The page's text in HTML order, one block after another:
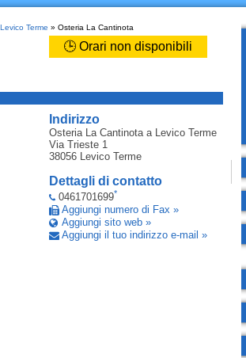
Terme » Osteria La Cantinota
🕒 Orari non disponibili
Indirizzo
Osteria La Cantinotaa Levico Terme
Via Trieste 1
38056 Levico Terme
Dettagli di contatto
0461701699*
Aggiungi numero di Fax »
Aggiungi sito web »
Aggiungi il tuo indirizzo e-mail »